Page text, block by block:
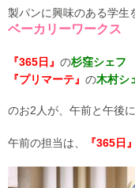
製パンに興味のある学生
ベーカリーワークス
『365日』 の杉窪シェフ
『プリマーテ』 の木村シ
のお2人が、午前と午後
午前の担当は、 『365日』